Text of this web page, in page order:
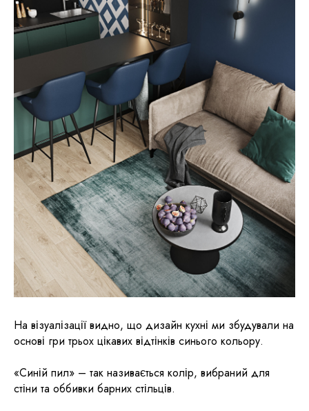
На візуалізації видно, що дизайн кухні ми збудували на
основі гри трьох цікавих відтінків синього кольору.
«Синій пил» – так називається колір, вибраний для
стіни та оббивки барних стільців.